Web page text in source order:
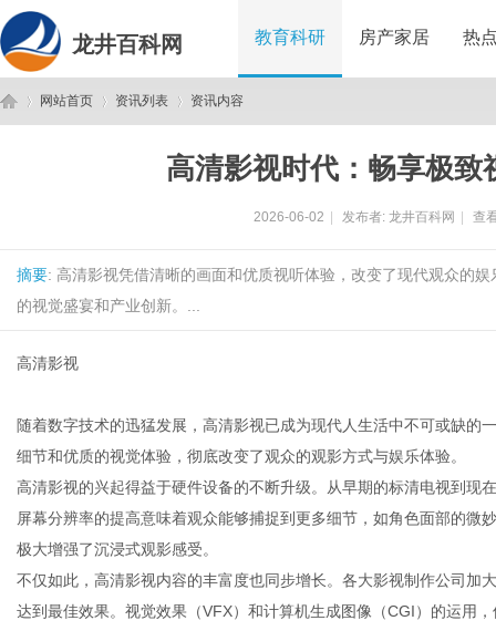
龙井百科网 教育科研 房产家居 热
网站首页 资讯列表 资讯内容
高清影视时代：畅享极致
2026-06-02 发布者: 龙井百科网 查
摘要: 高清影视凭借清晰的画面和优质视听体验，改变了现代观众的
的视觉盛宴和产业创新。...
高清影视
随着数字技术的迅猛发展，高清影视已成为现代人生活中不可或缺的
细节和优质的视觉体验，彻底改变了观众的观影方式与娱乐体验。
高清影视的兴起得益于硬件设备的不断升级。从早期的标清电视到现
屏幕分辨率的提高意味着观众能够捕捉到更多细节，如角色面部的微
极大增强了沉浸式观影感受。
不仅如此，高清影视内容的丰富度也同步增长。各大影视制作公司加
达到最佳效果。视觉效果（VFX）和计算机生成图像（CGI）的运用